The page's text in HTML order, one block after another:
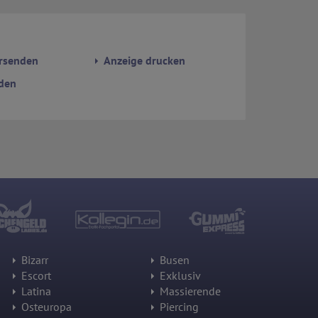
Anzeige drucken
Bizarr
Busen
Escort
Exklusiv
Latina
Massierende
Osteuropa
Piercing